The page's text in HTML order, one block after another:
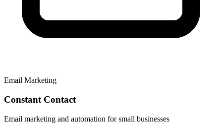
Email Marketing
Constant Contact
Email marketing and automation for small businesses